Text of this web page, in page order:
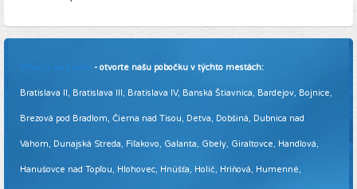
Pridajte sa k nám - otvorte našu pobočku v týchto mestách:
Bratislava II, Bratislava III, Bratislava IV, Banská Štiavnica, Bardejov, Bojnice,
Brezová pod Bradlom, Čierna nad Tisou, Detva, Dobšiná, Dubnica nad
Váhom, Dunajská Streda, Fiľakovo, Galanta, Gbely, Giraltovce, Handlová,
Hanušovce nad Topľou, Hlohovec, Hnúšťa, Holíč, Hriňová, Humenné,